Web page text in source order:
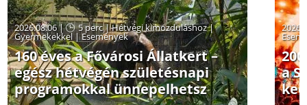
2026.08.06 | 5 perc|Hétvégi kimozduláshoz|
Gyermekekkel|Események
160 éves a Fővárosi Állatkert –
egész hétvégén születésnapi
programokkal ünnepelhetsz
a